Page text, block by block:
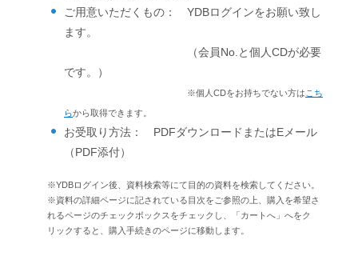
ご用意いただくもの： YDBログインをお願い致し
ます。
（会員No.と個人CDが必要
です。）
※個人CDをお持ちでない方は こち
らから取得できます。
お受取り方法： PDFダウンロードまたはEメール
（PDF添付）
※YDBログイン後、資料検索等にて目的の資料を検索してください。
※資料の詳細ページに記されている目次をご参照の上、購入を希望さ
れるページのチェックボックスをチェックし、「カートへ」へをク
リックすると、購入手続きのページに移動します。